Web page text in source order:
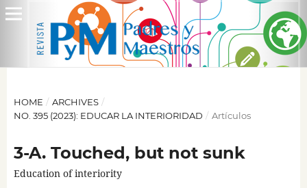
HOME / ARCHIVES /
NO. 395 (2023): EDUCAR LA INTERIORIDAD / Artículos
3-A. Touched, but not sunk
Education of interiority